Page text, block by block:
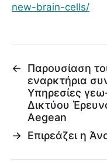
new-brain-cells/
←
Παρουσίαση
εναρκτήρια
Υπηρεσίες
Δικτύου
Aegean
→ Επιρεάζει η